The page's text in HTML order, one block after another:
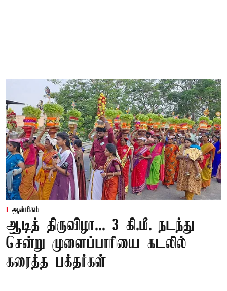
ஆன்மிகம்
ஆடித் திருவிழா... 3 கி.மீ. நடந்து
சென்று முளைப்பாரியை கடலில்
கரைத்த பக்தர்கள்